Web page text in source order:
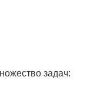
задач: